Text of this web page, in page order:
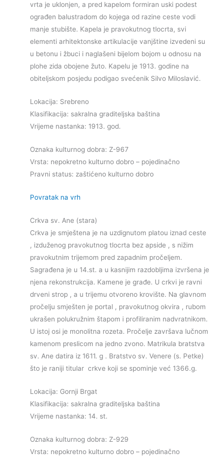
vrta je uklonjen, a pred kapelom formiran uski podest
ograđen balustradom do kojega od razine ceste vodi
manje stubište. Kapela je pravokutnog tlocrta, svi
elementi arhitektonske artikulacije vanjštine izvedeni su
u betonu i žbuci i naglašeni bijelom bojom u odnosu na
plohe zida obojene žuto. Kapelu je 1913. godine na
obiteljskom posjedu podigao svećenik Silvo Miloslavić.
Lokacija: Srebreno
Klasifikacija: sakralna graditeljska baština
Vrijeme nastanka: 1913. god.
Oznaka kulturnog dobra: Z-967
Vrsta: nepokretno kulturno dobro – pojedinačno
Pravni status: zaštićeno kulturno dobro
Povratak na vrh
Crkva sv. Ane (stara)
Crkva je smještena je na uzdignutom platou iznad ceste
, izduženog pravokutnog tlocrta bez apside , s nižim
pravokutnim trijemom pred zapadnim pročeljem.
Sagrađena je u 14.st. a u kasnijim razdobljima izvršena je
njena rekonstrukcija. Kamene je građe. U crkvi je ravni
drveni strop , a u trijemu otvoreno krovište. Na glavnom
pročelju smješten je portal , pravokutnog okvira , rubom
ukrašen polukružnim štapom i profiliranim nadvratnikom.
U istoj osi je monolitna rozeta. Pročelje završava lučnom
kamenom preslicom na jedno zvono. Matrikula bratstva
sv. Ane datira iz 1611. g . Bratstvo sv. Venere (s. Petke)
što je raniji titular crkve koji se spominje već 1366.g.
Lokacija: Gornji Brgat
Klasifikacija: sakralna graditeljska baština
Vrijeme nastanka: 14. st.
Oznaka kulturnog dobra: Z-929
Vrsta: nepokretno kulturno dobro – pojedinačno